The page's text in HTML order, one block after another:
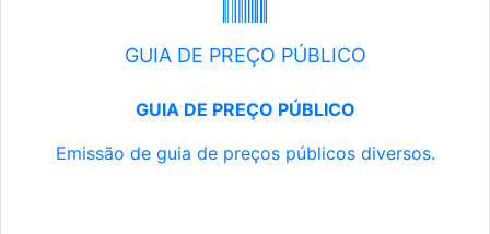
GUIA DE PREÇO PÚBLICO
GUIA DE PREÇO PÚBLICO
Emissão de guia de preços públicos diversos.